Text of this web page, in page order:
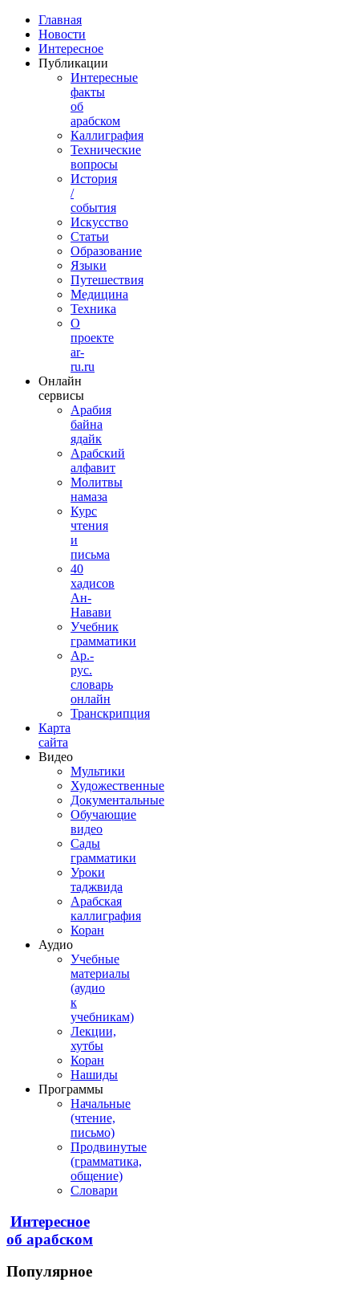
Главная
Новости
Интересное
Публикации
Интересные
факты
об
арабском
Каллиграфия
Технические
вопросы
История
/
события
Искусство
Статьи
Образование
Языки
Путешествия
Медицина
Техника
О
проекте
ar-
ru.ru
Онлайн
сервисы
Арабия
байна
ядайк
Арабский
алфавит
Молитвы
намаза
Курс
чтения
и
письма
40
хадисов
Ан-
Навави
Учебник
грамматики
Ар.-
рус.
словарь
онлайн
Транскрипция
Карта
сайта
Видео
Мультики
Художественные
Документальные
Обучающие
видео
Сады
грамматики
Уроки
таджвида
Арабская
каллиграфия
Коран
Аудио
Учебные
материалы
(аудио
к
учебникам)
Лекции,
хутбы
Коран
Нашиды
Программы
Начальные
(чтение,
письмо)
Продвинутые
(грамматика,
общение)
Словари
Интересное
об арабском
Популярное